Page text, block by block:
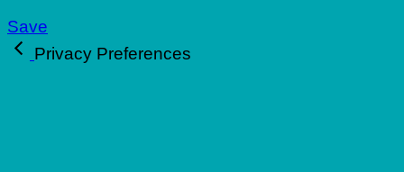
Save
Privacy Preferences